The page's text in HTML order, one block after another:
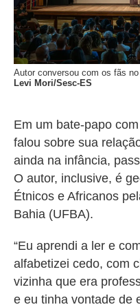
Autor conversou com os fãs
Levi Mori/Sesc-ES
Em um bate-papo
falou sobre sua
ainda na infância,
O autor, inclusive, é
Étnicos e Africanos
Bahia (UFBA).
“Eu aprendi a ler e
alfabetizei cedo, com
vizinha que era
e eu tinha vontade de